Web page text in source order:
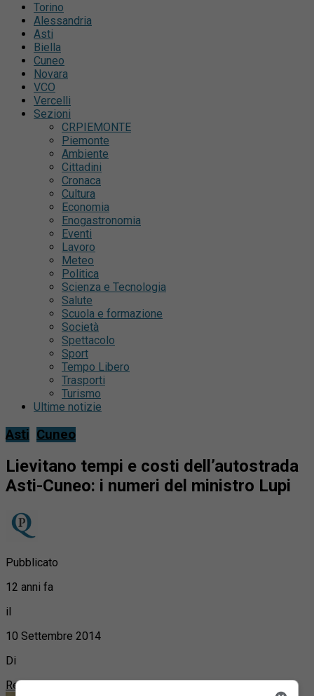
Torino
Alessandria
Asti
Biella
Cuneo
Novara
VCO
Vercelli
Sezioni
CRPIEMONTE
Piemonte
Ambiente
Cittadini
Cronaca
Cultura
Economia
Enogastronomia
Eventi
Lavoro
Meteo
Politica
Scienza e Tecnologia
Salute
Scuola e formazione
Società
Spettacolo
Sport
Tempo Libero
Trasporti
Turismo
Ultime notizie
Asti Cuneo
Lievitano tempi e costi dell’autostrada
Asti-Cuneo: i numeri del ministro Lupi
Pubblicato
12 anni fa
il
10 Settembre 2014
Di
Redazione Quotidiano Piemontese